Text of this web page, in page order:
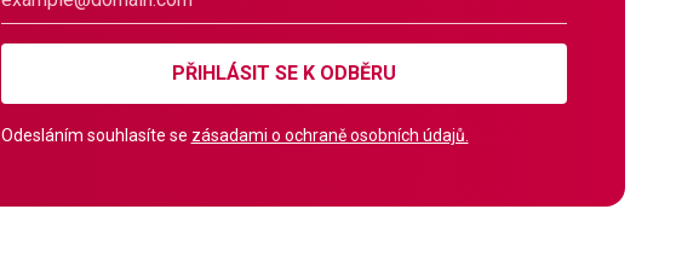
PŘIHLÁSIT SE K ODBĚRU
Odesláním souhlasíte se zásadami o ochraně osobních údajů.